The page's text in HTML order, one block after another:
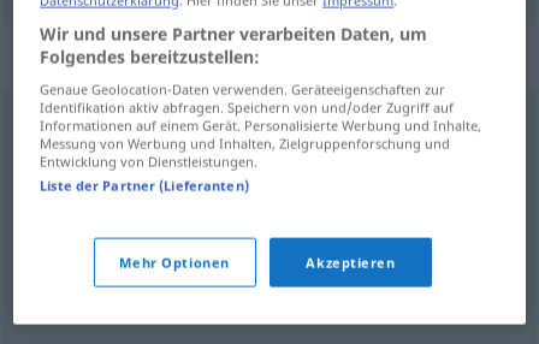
Synonyme für "rigoros"
bestimmt,unmissverständlich,energisch,entschlossen
kategorisch ,resolut
streng
Wir und unsere Partner verarbeiten Daten, um
Folgendes bereitzustellen:
Genaue Geolocation-Daten verwenden. Geräteeigenschaften zur
Identifikation aktiv abfragen. Speichern von und/oder Zugriff auf
Informationen auf einem Gerät. Personalisierte Werbung und Inhalte,
Messung von Werbung und Inhalten, Zielgruppenforschung und
Entwicklung von Dienstleistungen.
Liste der Partner (Lieferanten)
Mehr Optionen Akzeptieren